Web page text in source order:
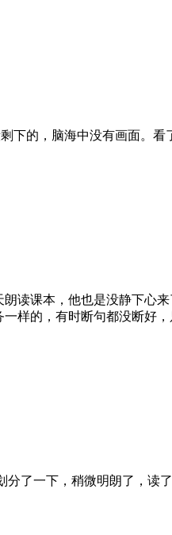
下的，脑海中没有画面。看
读课本，他也是没静下心来
样的，有时断句都没断好
了一下，稍微明朗了，读